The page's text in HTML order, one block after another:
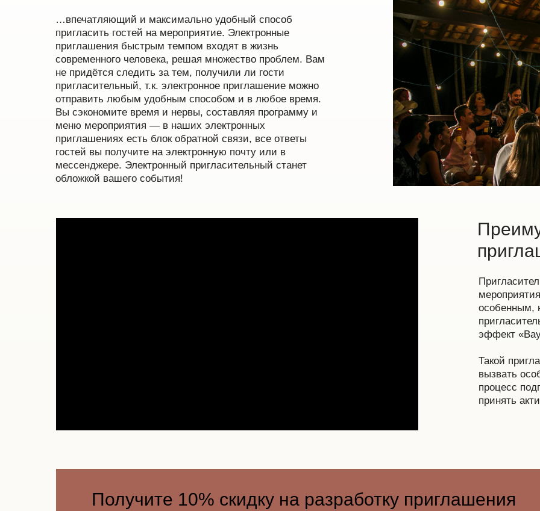
…впечатляющий и максимально удобный способ
пригласить гостей на мероприятие. Электронные
приглашения быстрым темпом входят в жизнь
современного человека, решая множество проблем. Вам
не придётся следить за тем, получили ли гости
пригласительный, т.к. электронное приглашение можно
отправить любым удобным способом и в любое время.
Вы сэкономите время и нервы, составляя программу и
меню мероприятия — в наших электронных
приглашениях есть блок обратной связи, все ответы
гостей вы получите на электронную почту или в
мессенджере. Электронный пригласительный станет
обложкой вашего события!
особенным,
эффект
Такой
вызвать
процесс
принять
Получите 10% скидку на разработку приглашения